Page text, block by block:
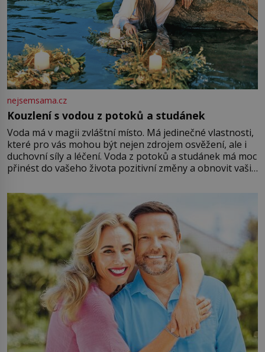
nejsemsama.cz
Kouzlení s vodou z potoků a studánek
Voda má v magii zvláštní místo. Má jedinečné vlastnosti,
které pro vás mohou být nejen zdrojem osvěžení, ale i
duchovní síly a léčení. Voda z potoků a studánek má moc
přinést do vašeho života pozitivní změny a obnovit vaši
můžete obohatit své rituály a přinést do svého života
větší harmonii a klid. Je důležité